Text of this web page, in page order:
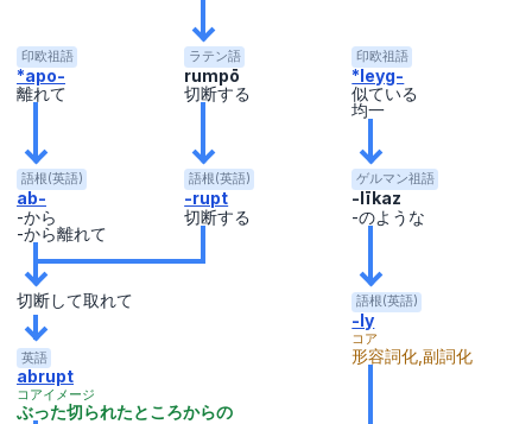
印欧祖語
*apo-
離れて
ラテン語
rumpō
切断する
印欧祖語
*leyg-
似ている
均一
語根(英語)
ab-
-から
-から離れて
語根(英語)
-rupt
切断する
ゲルマン祖語
-līkaz
-のような
切断して取れて
英語
abrupt
コアイメージ
ぶった切られたところからの
語根(英語)
-ly
コア
形容詞化,副詞化